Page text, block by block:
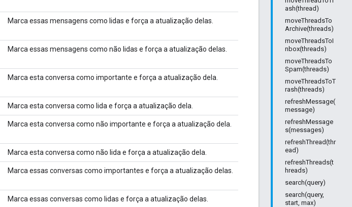
ash(thread)
moveThreadsTo
Archive(threads)
moveThreadsToI
nbox(threads)
moveThreadsTo
Spam(threads)
moveThreadsToT
rash(threads)
refreshMessage(
message)
refreshMessage
s(messages)
refreshThread(thr
ead)
refreshThreads(t
hreads)
search(query)
search(query,
start, max)
Marca essas mensagens como lidas e força a atualização delas.
Marca essas mensagens como não lidas e força a atualização delas.
Marca esta conversa como importante e força a atualização dela.
Marca esta conversa como lida e força a atualização dela.
Marca esta conversa como não importante e força a atualização dela.
Marca esta conversa como não lida e força a atualização dela.
Marca essas conversas como importantes e força a atualização delas.
Marca essas conversas como lidas e força a atualização delas.